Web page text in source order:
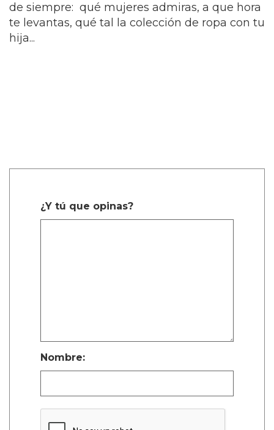
de siempre: qué mujeres admiras, a que hora
te levantas, qué tal la colección de ropa con tu
hija...
¿Y tú que opinas?
Nombre: